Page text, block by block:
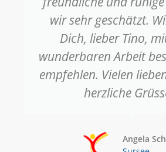
wir sehr geschätzt.
Dich, lieber Tino,
wunderbaren Arbeit
empfehlen. Vielen
herzliche
Angela